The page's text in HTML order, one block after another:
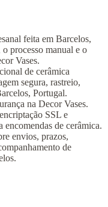
feita em Barcelos,
processo manual e o
Vases.
de cerâmica
segura, rastreio,
Portugal.
na Decor Vases.
SSL e
encomendas de cerâmica.
envios, prazos,
de